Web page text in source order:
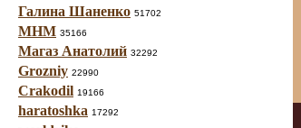
Галина Шаненко 51702
МНМ 35166
Магаз Анатолий 32292
Grozniy 22990
Crakodil 19166
haratoshka 17292